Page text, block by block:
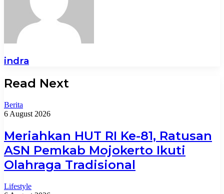
indra
Read Next
Berita
6 August 2026
Meriahkan HUT RI Ke-81, Ratusan
ASN Pemkab Mojokerto Ikuti
Olahraga Tradisional
Lifestyle